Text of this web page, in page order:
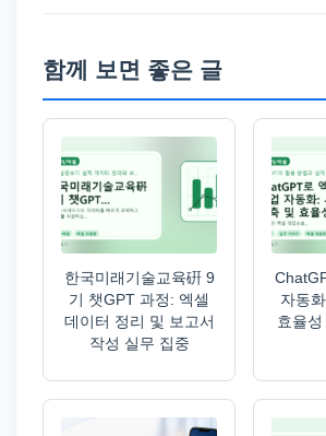
함께 보면 좋은 글
한국미래기술교육硏 9
기 챗GPT 과정: 엑셀
데이터 정리 및 보고서
작성 실무 집중
자동
효율